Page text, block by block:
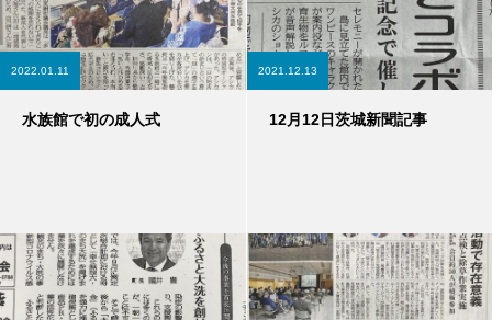
2022.01.11
水族館で初の成人式
2021.12.13
12月12日茨城新聞記事